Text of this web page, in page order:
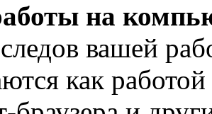
на
вашей
как